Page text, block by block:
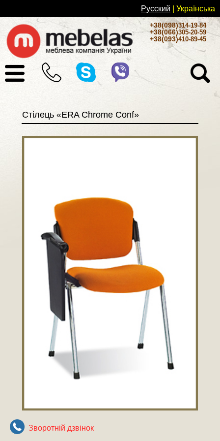
Русский | Українськa
+38(098)314-19-84
+38(066)305-20-59
+38(093)410-89-45
Стілець «ERA Chrome Conf»
Зворотнiй дзвiнок